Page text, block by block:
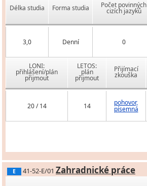
Délka studia Forma studia Počet povinných
cizích jazyků
3,0 Denní 0
LONI:
přihlášení/plán
přijmout
LETOS:
plán
přijmout
Přijímací
zkouška
20 / 14 14 pohovor,
písemná
E 41-52-E/01 Zahradnické práce